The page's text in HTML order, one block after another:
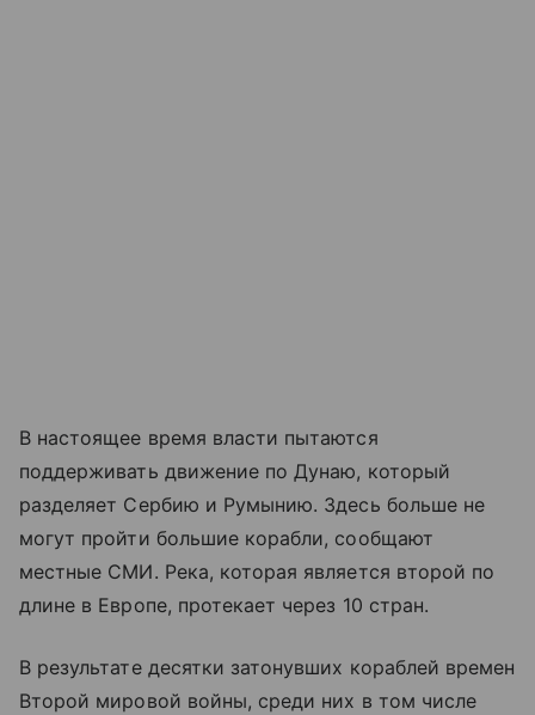
В настоящее время власти пытаются
поддерживать движение по Дунаю, который
разделяет Сербию и Румынию. Здесь больше не
могут пройти большие корабли, сообщают
местные СМИ. Река, которая является второй по
длине в Европе, протекает через 10 стран.
В результате десятки затонувших кораблей времен
Второй мировой войны, среди них в том числе